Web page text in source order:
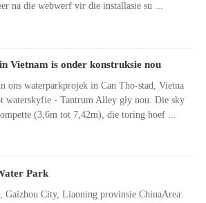
na die webwerf vir die installasie su ...
Vietnam is onder konstruksie nou
ons waterparkprojek in Can Tho-stad, Vietna
waterskyfie - Tantrum Alley gly nou. Die sky
(3,6m tot 7,42m), die toring hoef ...
Park
Gaizhou City, Liaoning provinsie ChinaArea: